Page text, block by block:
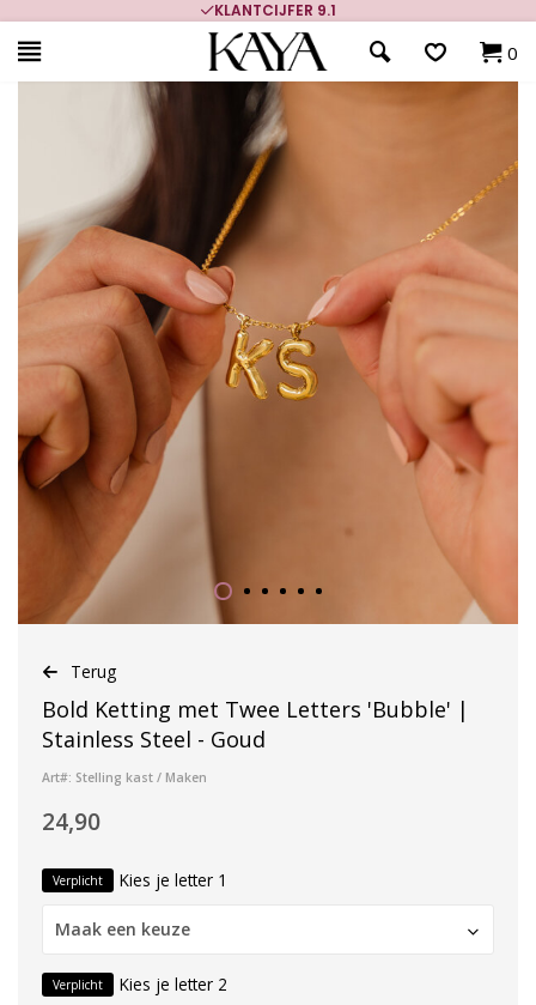
KLANTCIJFER 9.1
0
Terug
Bold Ketting met Twee Letters 'Bubble' |
Stainless Steel - Goud
Art#: Stelling kast / Maken
24,90
Verplicht Kies je letter 1
Maak een keuze
Verplicht Kies je letter 2